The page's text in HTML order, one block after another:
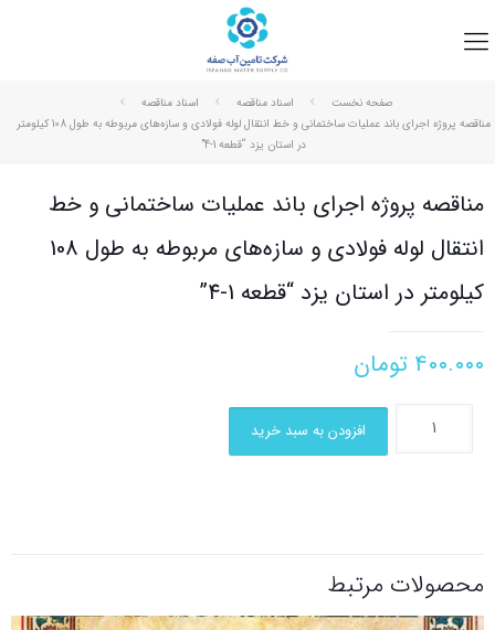
صفحه نخست اسناد مناقصه
اسناد مناقصه
مناقصه پروژه اجرای باند عملیات ساختمانی و خط انتقال لوله فولادی و سازه‌های مربوطه به طول 108 کیلومتر
در استان یزد “قطعه 1-4”
مناقصه پروژه اجرای باند عملیات ساختمانی و خط
انتقال لوله فولادی و سازه‌های مربوطه به طول 108
کیلومتر در استان یزد “قطعه 1-4”
۴۰۰.۰۰۰ تومان
افزودن به سبد خرید
محصولات مرتبط